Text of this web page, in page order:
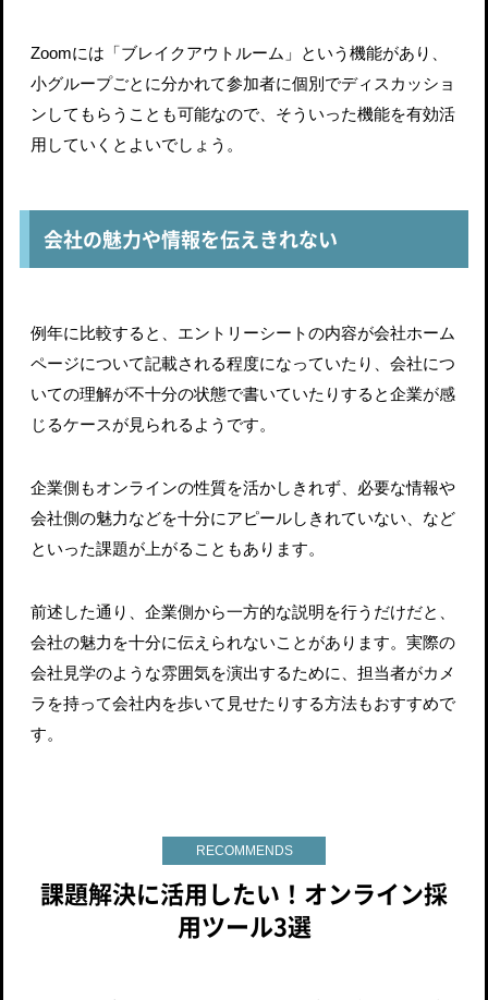
Zoomには「ブレイクアウトルーム」という機能があり、
小グループごとに分かれて参加者に個別でディスカッショ
ンしてもらうことも可能なので、そういった機能を有効活
用していくとよいでしょう。
会社の魅力や情報を伝えきれない
例年に比較すると、エントリーシートの内容が会社ホーム
ページについて記載される程度になっていたり、会社につ
いての理解が不十分の状態で書いていたりすると企業が感
じるケースが見られるようです。
企業側もオンラインの性質を活かしきれず、必要な情報や
会社側の魅力などを十分にアピールしきれていない、など
といった課題が上がることもあります。
前述した通り、企業側から一方的な説明を行うだけだと、
会社の魅力を十分に伝えられないことがあります。実際の
会社見学のような雰囲気を演出するために、担当者がカメ
ラを持って会社内を歩いて見せたりする方法もおすすめで
す。
RECOMMENDS
課題解決に活用したい！オンライン採
用ツール3選